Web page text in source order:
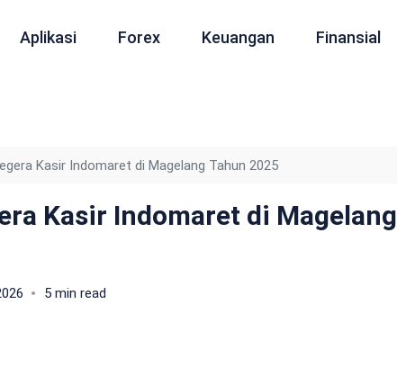
Aplikasi Forex Keuangan Finansial
Kasir Indomaret di Magelang Tahun 2025
Kasir Indomaret di Magelang
5 min read